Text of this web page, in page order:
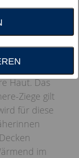
Haut. Das
Ziege gilt
für diese
im